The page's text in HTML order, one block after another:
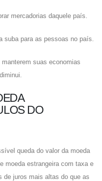
mercadorias daquele país.
suba para as pessoas no país.
suas economias
DO
queda do valor da moeda
moeda estrangeira com taxa e
de juros mais altas do que as